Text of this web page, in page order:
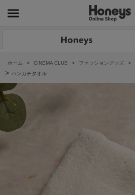
ホーム > CINEMA CLUB > ファッショングッズ >
> ハンカチタオル